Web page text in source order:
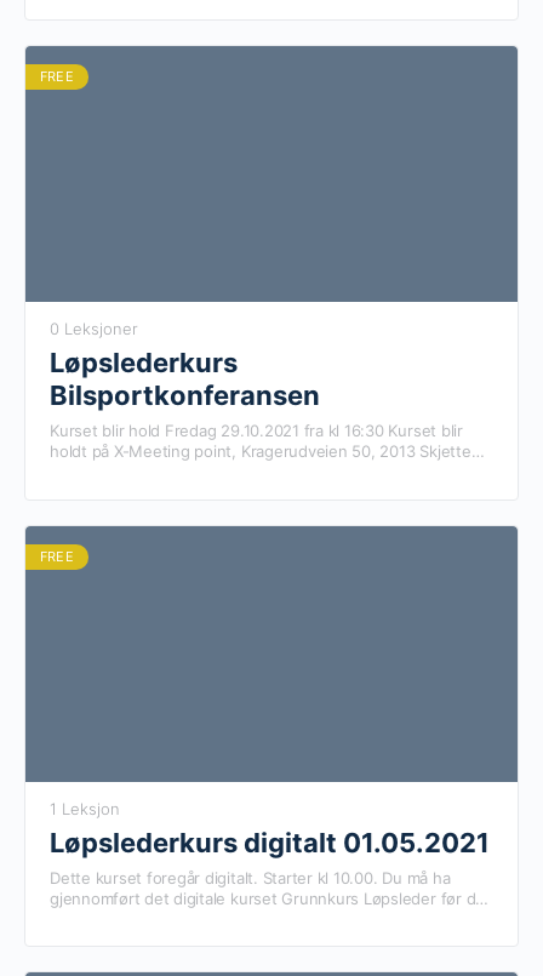
FREE
0 Leksjoner
Løpslederkurs
Bilsportkonferansen
Kurset blir hold Fredag 29.10.2021 fra kl 16:30 Kurset blir
holdt på X-Meeting point, Kragerudveien 50, 2013 Skjetten
FREE
1 Leksjon
Løpslederkurs digitalt 01.05.2021
Dette kurset foregår digitalt. Starter kl 10.00. Du må ha
gjennomført det digitale kurset Grunnkurs Løpsleder før du